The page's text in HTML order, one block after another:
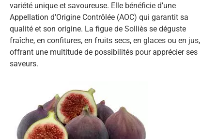
variété unique et savoureuse. Elle bénéficie d’une
Appellation d’Origine Contrôlée (AOC) qui garantit sa
qualité et son origine. La figue de Solliès se déguste
fraîche, en confitures, en fruits secs, en glaces ou en jus,
offrant une multitude de possibilités pour apprécier ses
saveurs.